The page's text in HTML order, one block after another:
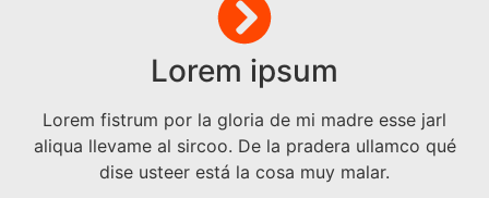
Lorem ipsum
Lorem fistrum por la gloria de mi madre esse jarl
aliqua llevame al sircoo. De la pradera ullamco qué
dise usteer está la cosa muy malar.